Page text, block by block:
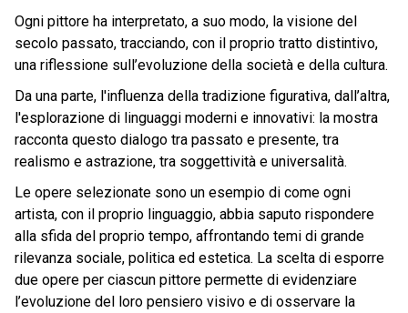
Ogni pittore ha interpretato, a suo modo, la visione del
secolo passato, tracciando, con il proprio tratto distintivo,
una riflessione sull’evoluzione della società e della cultura.
Da una parte, l'influenza della tradizione figurativa, dall’altra,
l'esplorazione di linguaggi moderni e innovativi: la mostra
racconta questo dialogo tra passato e presente, tra
realismo e astrazione, tra soggettività e universalità.
Le opere selezionate sono un esempio di come ogni
artista, con il proprio linguaggio, abbia saputo rispondere
alla sfida del proprio tempo, affrontando temi di grande
rilevanza sociale, politica ed estetica. La scelta di esporre
due opere per ciascun pittore permette di evidenziare
l’evoluzione del loro pensiero visivo e di osservare la